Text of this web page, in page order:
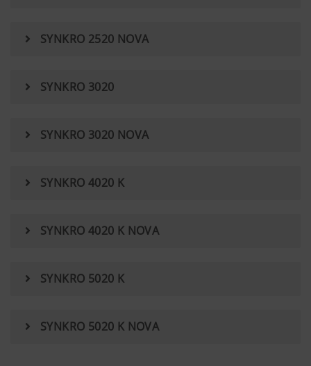
SYNKRO 2520 NOVA
SYNKRO 3020
SYNKRO 3020 NOVA
SYNKRO 4020 K
SYNKRO 4020 K NOVA
SYNKRO 5020 K
SYNKRO 5020 K NOVA